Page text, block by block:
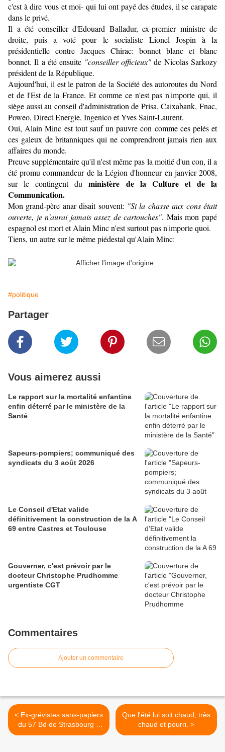
c'est à dire vous et moi- qui lui ont payé des études, il se carapate
dans le privé.
Il a été conseiller d'Edouard Balladur, ex-premier ministre de
droite, puis a voté pour le socialiste Lionel Jospin à la
présidentielle contre Jacques Chirac: bonnet blanc et blanc
bonnet. Il a été ensuite "conseiller officieux" de Nicolas Sarkozy
président de la République.
Aujourd'hui, il est le patron de la Société des autoroutes du Nord
et de l'Est de la France. Et comme ce n'est pas n'importe qui, il
siège aussi au conseil d'administration de Prisa, Caixabank, Fnac,
Poweo, Direct Energie, Ingenico et Yves Saint-Laurent.
Oui, Alain Minc est tout sauf un pauvre con comme ces pelés et
ces galeux de britanniques qui ne comprendront jamais rien aux
affaires du monde.
Preuve supplémentaire qu'il n'est même pas la moitié d'un con, il a
été promu commandeur de la Légion d'honneur en janvier 2008,
sur le contingent duministère de la Culture et de la
Communication.
Mon grand-père anar disait souvent: "Si la chasse aux cons était
ouverte, je n'aurai jamais assez de cartouches". Mais mon papé
espagnol est mort et Alain Minc n'est surtout pas n'importe quoi.
Tiens, un autre sur le même piédestal qu'Alain Minc:
#politique
Partager
Vous aimerez aussi
Le rapport sur la mortalité enfantine
enfin déterré par le ministère de la
Santé
Sapeurs-pompiers; communiqué des
syndicats du 3 août 2026
Le Conseil d'Etat valide
définitivement la construction de la A
69 entre Castres et Toulouse
Gouverner, c'est prévoir par le
docteur Christophe Prudhomme
urgentiste CGT
Commentaires
Ajouter un commentaire
< Ex-grévistes sans-papiers
du 57 Bd de Strasbourg à
Paris: Justice leur a été
Que l'été lui soit chaud, très
chaud et pourri. >